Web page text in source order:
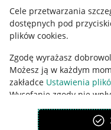
Cele przetwarzania
dostępnych pod
plików cookies.
Zgodę wyrażasz
Możesz ją w każdym
zakładce Ustawienia
Wycofanie zgody nie
przetwarzania.
Pobierz aplikację